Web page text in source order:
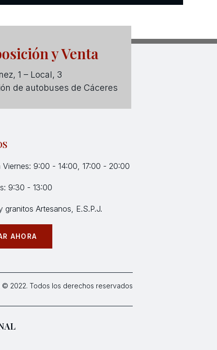
y Venta
1 – Local, 3
de autobuses de Cáceres
Viernes: 9:00 - 14:00, 17:00 - 20:00
9:30 - 13:00
granitos Artesanos, E.S.P.J.
AHORA
© 2022. Todos los derechos reservados